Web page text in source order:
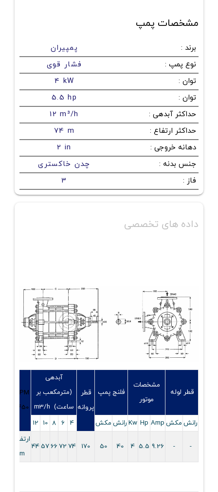
مشخصات پمپ
برند :
پمپیران
نوع پمپ :
فشار قوی
توان :
4 kW
توان :
5.5 hp
حداکثر آبدهی :
12 m³/h
حداکثر ارتفاع :
74 m
دهانه خروجی :
2 in
جنس بدنه :
چدن خاکستری
فاز :
3
داده های تخصصی
قطر لوله
مشخصات
موتور
فلنج پمپ
قطر
پروانه
آبدهی
(مترمکعب بر
ساعت) m3/h
RPM
1450
رانش مکش Amp
Hp
Kw رانش مکش 4
6
8
10
12
-
-
9.26
5.5
4
40
50
170
74
72
66
57
44
ارتفاع
m